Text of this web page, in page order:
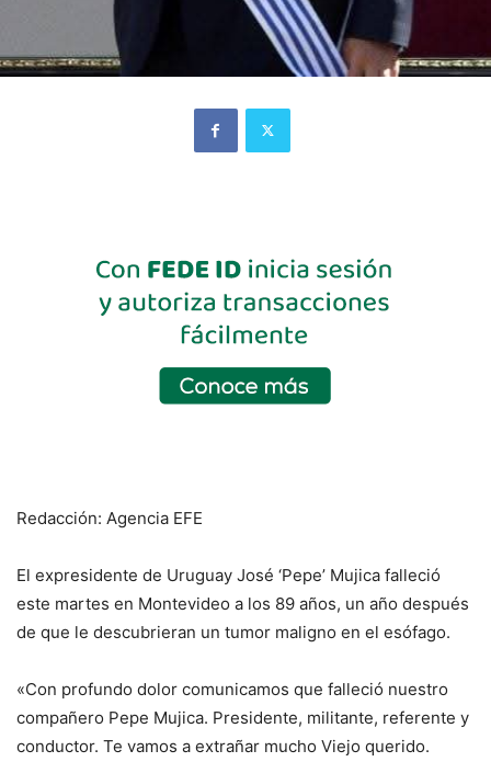
Redacción: Agencia EFE
El expresidente de Uruguay José ‘Pepe’ Mujica falleció
este martes en Montevideo a los 89 años, un año después
de que le descubrieran un tumor maligno en el esófago.
«Con profundo dolor comunicamos que falleció nuestro
compañero Pepe Mujica. Presidente, militante, referente y
conductor. Te vamos a extrañar mucho Viejo querido.